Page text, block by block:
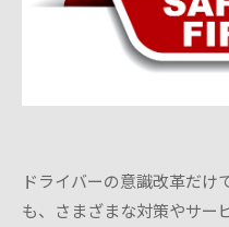
ドライバーの意識改革だけ
も、さまざまな対策やサー